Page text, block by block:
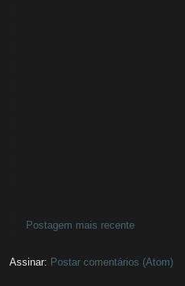
Postagem mais recente
Assinar: Postar comentários (Atom)